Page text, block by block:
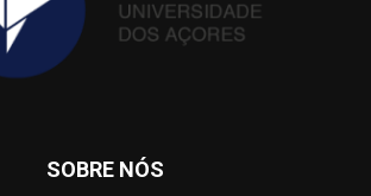
SOBRE NÓS